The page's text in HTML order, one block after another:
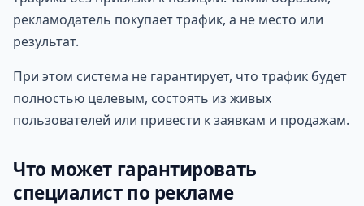
рекламодатель покупает трафик, а не место или
результат.
При этом система не гарантирует, что трафик будет
полностью целевым, состоять из живых
пользователей или привести к заявкам и продажам.
Что может гарантировать
специалист по рекламе